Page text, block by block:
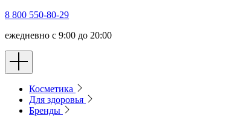
8 800 550-80-29
ежедневно с 9:00 до 20:00
Косметика
Для здоровья
Бренды